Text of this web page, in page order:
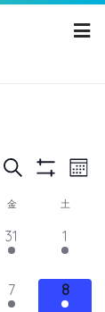
イ
ベ
ン
ト
を
検
Filters
イ
ュ
金 土
11
イ
ン
31
12
イ
ベ
ン
1
11
7
11
8